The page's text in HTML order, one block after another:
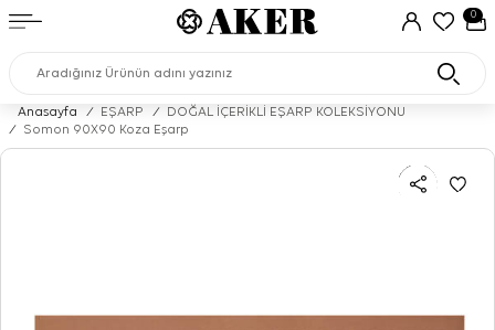
0
Anasayfa / EŞARP /
DOĞAL İÇERİKLİ EŞARP KOLEKSİYONU
/
Somon 90X90 Koza Eşarp